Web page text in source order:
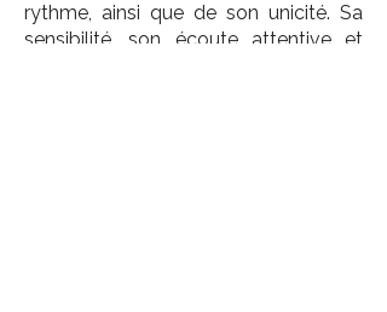
rythme, ainsi que de son unicité. Sa
sensibilité, son écoute attentive et